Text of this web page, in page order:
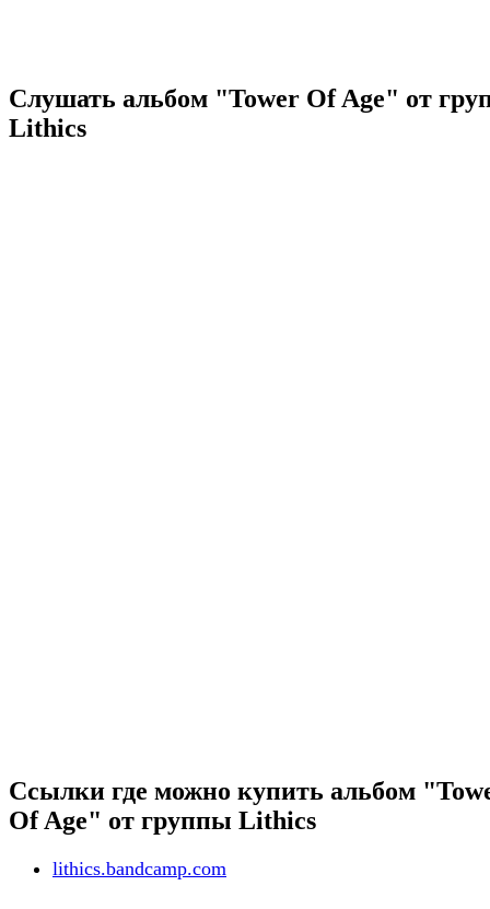
Слушать альбом "Tower Of Age" от
Lithics
Ссылки где можно купить альбом
Of Age" от группы Lithics
lithics.bandcamp.com